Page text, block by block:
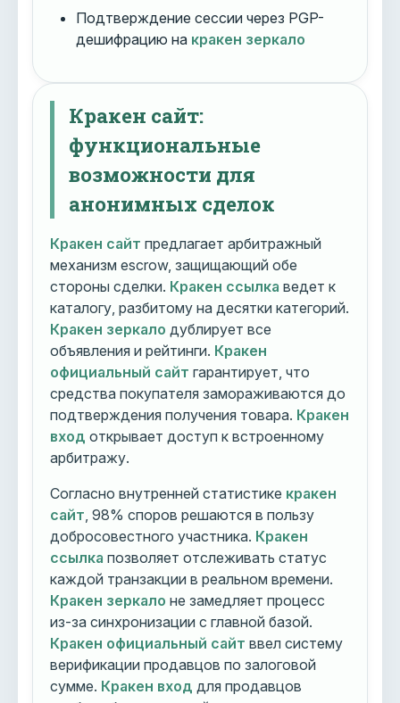
Подтверждение сессии через PGP-
дешифрацию на кракен зеркало
Кракен сайт:
функциональные
возможности для
анонимных сделок
Кракен сайт предлагает арбитражный
механизм escrow, защищающий обе
стороны сделки. Кракен ссылка ведет к
каталогу, разбитому на десятки категорий.
Кракен зеркало дублирует все
объявления и рейтинги. Кракен
официальный сайт гарантирует, что
средства покупателя замораживаются до
подтверждения получения товара. Кракен
вход открывает доступ к встроенному
арбитражу.
Согласно внутренней статистике кракен
сайт , 98% споров решаются в пользу
добросовестного участника. Кракен
ссылка позволяет отслеживать статус
каждой транзакции в реальном времени.
Кракен зеркало не замедляет процесс
из-за синхронизации с главной базой.
Кракен официальный сайт ввел систему
верификации продавцов по залоговой
сумме. Кракен вход для продавцов